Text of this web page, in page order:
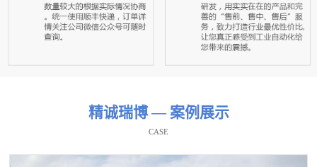
精诚瑞博 — 案例展示
CASE